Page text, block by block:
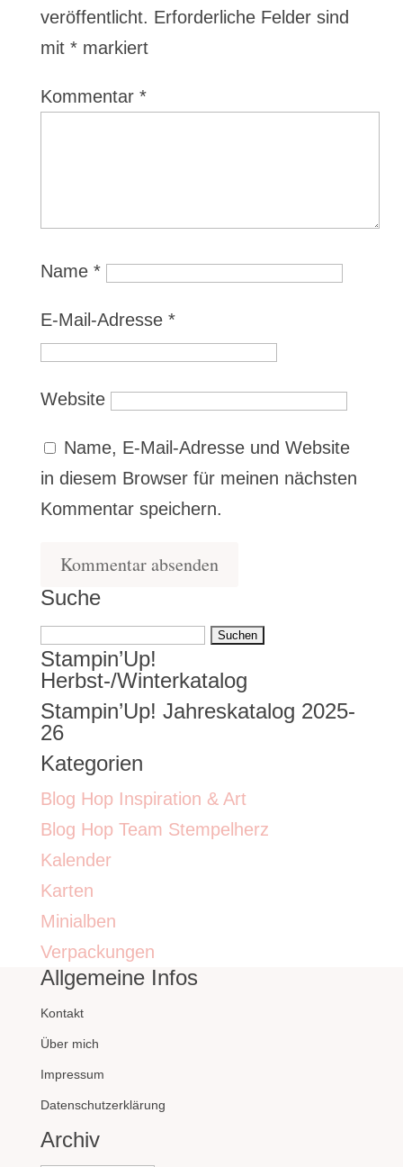
veröffentlicht. Erforderliche Felder sind
mit *markiert
Kommentar *
Name *
E-Mail-Adresse *
Website
Name, E-Mail-Adresse und Website
in diesem Browser für meinen nächsten
Kommentar speichern.
Suche
Suchen
nach:
Stampin’Up!
Herbst-/Winterkatalog
Stampin’Up! Jahreskatalog 2025-
26
Kategorien
Blog Hop Inspiration & Art
Blog Hop Team Stempelherz
Kalender
Karten
Minialben
Verpackungen
Allgemeine Infos
Kontakt
Über mich
Impressum
Datenschutzerklärung
Archiv